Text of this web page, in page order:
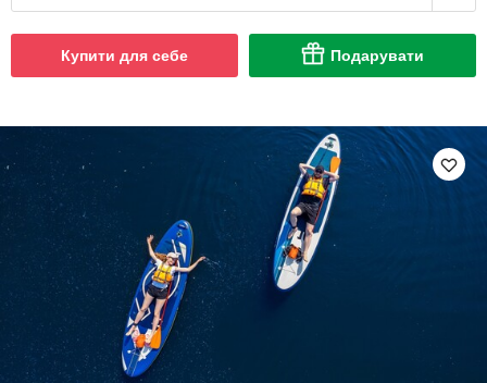
Купити для себе Подарувати